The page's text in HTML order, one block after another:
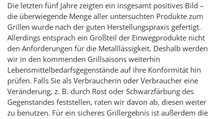
Die letzten fünf Jahre zeigten ein insgesamt positives Bild –
die überwiegende Menge aller untersuchten Produkte zum
Grillen wurde nach der guten Herstellungspraxis gefertigt.
Allerdings entsprach ein Großteil der Einwegprodukte nicht
den Anforderungen für die Metalllässigkeit. Deshalb werden
wir in den kommenden Grillsaisons weiterhin
Lebensmittelbedarfsgegenstände auf ihre Konformität hin
prüfen. Falls Sie als Verbraucherin oder Verbraucher eine
Veränderung, z. B. durch Rost oder Schwarzfärbung des
Gegenstandes feststellen, raten wir davon ab, diesen weiter
zu benutzen. Für ein sicheres Grillergebnis ist außerdem die